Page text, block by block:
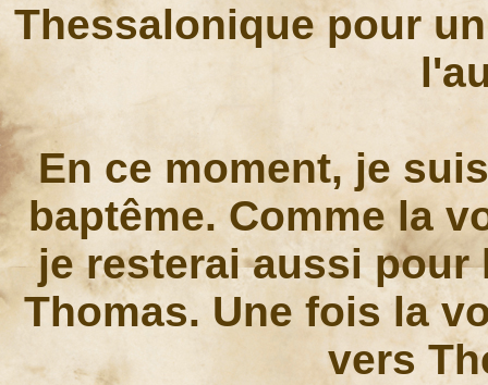
Thessalonique pour
En ce moment, je
baptême. Comme la
je resterai aussi pour
Thomas. Une fois la
vers